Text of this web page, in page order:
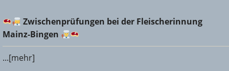
Zwischenprüfungen bei der Fleischerinnung Mainz-
Bingen
Zwischenprüfungen bei der Fleischerinnung
Mainz-Bingen
...[mehr]